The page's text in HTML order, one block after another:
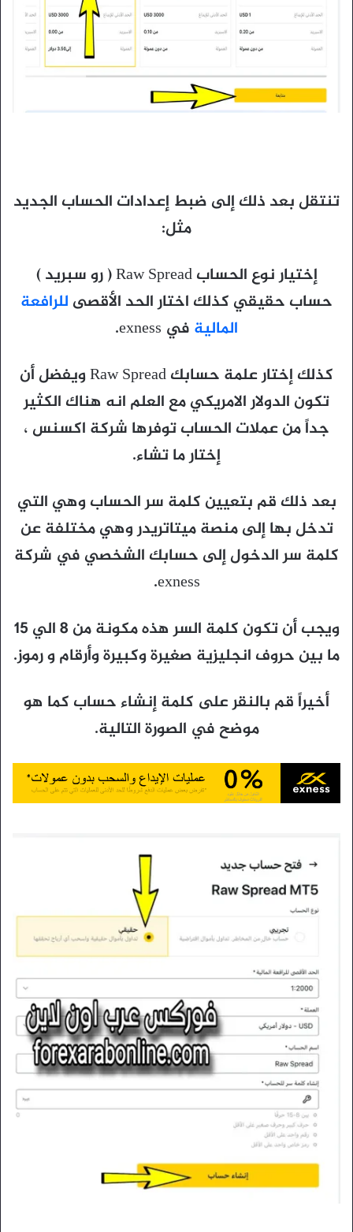
تنتقل بعد ذلك إلى ضبط إعدادات الحساب الجديد
مثل:
إختيار نوع الحساب Raw Spread ( رو سبريد )
حساب حقيقي كذلك اختار الحد الأقصى للرافعة
المالية في exness.
كذلك إختار علمة حسابك Raw Spread ويفضل أن
تكون الدولار الامريكي مع العلم انه هناك الكثير
جداً من عملات الحساب توفرها شركة اكسنس ،
إختار ما تشاء.
بعد ذلك قم بتعيين كلمة سر الحساب وهي التي
تدخل بها إلى منصة ميتاتريدر وهي مختلفة عن
كلمة سر الدخول إلى حسابك الشخصي في شركة
exness.
ويجب أن تكون كلمة السر هذه مكونة من 8 الي 15
ما بين حروف انجليزية صغيرة وكبيرة وأرقام و رموز.
أخيراً قم بالنقر على كلمة إنشاء حساب كما هو
موضح في الصورة التالية.